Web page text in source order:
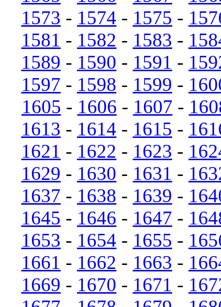
1573 - 1574 - 1575 -
1581 - 1582 - 1583 -
1589 - 1590 - 1591 -
1597 - 1598 - 1599 -
1605 - 1606 - 1607 -
1613 - 1614 - 1615 -
1621 - 1622 - 1623 -
1629 - 1630 - 1631 -
1637 - 1638 - 1639 -
1645 - 1646 - 1647 -
1653 - 1654 - 1655 -
1661 - 1662 - 1663 -
1669 - 1670 - 1671 -